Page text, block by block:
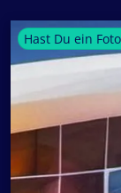
Hast Du ein